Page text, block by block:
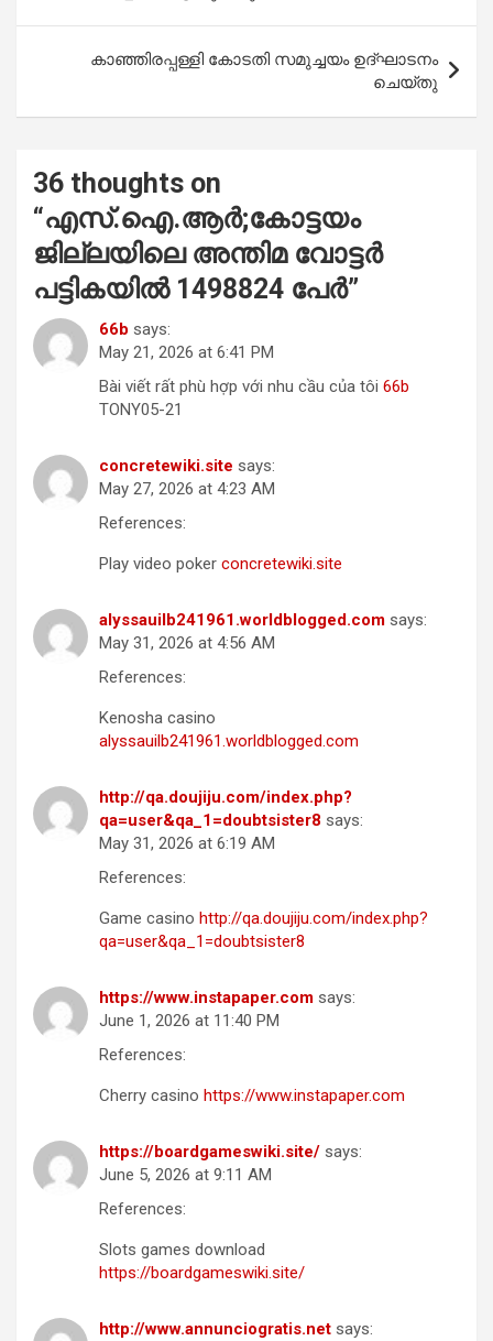
o
p
p
കാഞ്ഞിരപ്പള്ളി കോടതി സമുച്ചയം ഉദ്ഘാടനം
ചെയ്തു
36 thoughts on
“എസ്.ഐ.ആര്‍;കോട്ടയം
ജില്ലയിലെ അന്തിമ വോട്ടര്‍
പട്ടികയില്‍ 1498824 പേര്‍”
66b says:
May 21, 2026 at 6:41 PM
Bài viết rất phù hợp với nhu cầu của tôi 66b
TONY05-21
concretewiki.site says:
May 27, 2026 at 4:23 AM
References:
Play video poker concretewiki.site
alyssauilb241961.worldblogged.com says:
May 31, 2026 at 4:56 AM
References:
Kenosha casino
alyssauilb241961.worldblogged.com
http://qa.doujiju.com/index.php?
qa=user&qa_1=doubtsister8 says:
May 31, 2026 at 6:19 AM
References:
Game casino http://qa.doujiju.com/index.php?
qa=user&qa_1=doubtsister8
https://www.instapaper.com says:
June 1, 2026 at 11:40 PM
References:
Cherry casino https://www.instapaper.com
https://boardgameswiki.site/ says:
June 5, 2026 at 9:11 AM
References:
Slots games download
https://boardgameswiki.site/
http://www.annunciogratis.net says: